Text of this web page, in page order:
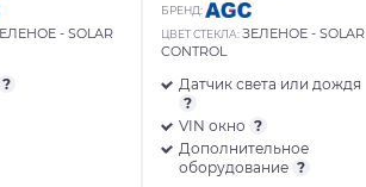
- SOLAR
?
БРЕНД:
ЦВЕТ СТЕКЛА:ЗЕЛЕНОЕ - SOLAR
CONTROL
Датчик света или дождя
?
VIN окно ?
Дополнительное
оборудование ?